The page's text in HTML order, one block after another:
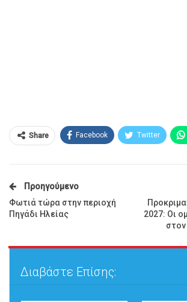
Share Facebook Twitter
Προηγούμενο
Φωτιά τώρα στην περιοχή
Πηγάδι Ηλείας
2027: Οι
στον
Διαβάστε Επίσης: